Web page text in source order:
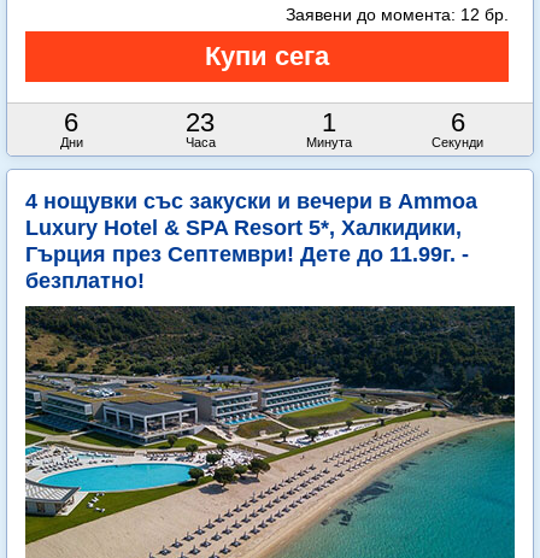
6
Дни
23
Часа
1
Минута
4
Секунди
Заявени до момента: 12 бр.
4 нощувки със закуски и вечери в Ammoa
Luxury Hotel & SPA Resort 5*, Халкидики,
Гърция през Септември! Дете до 11.99г. -
безплатно!